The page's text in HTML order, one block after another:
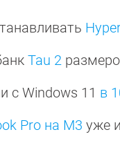
Tau 2
с Windows 11 в
Pro на M3 уже